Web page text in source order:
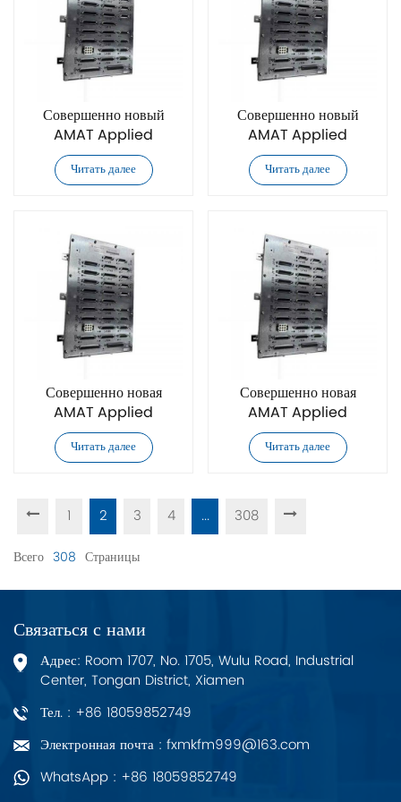
Совершенно новый
AMAT Applied
Materials 0190-44183
плата управления
Читать далее
Совершенно новый
AMAT Applied
Materials 0090-07013
плата управления
Читать далее
Совершенно новая
AMAT Applied
Materials 0195-09093
плата управления
Читать далее
Совершенно новая
AMAT Applied
Materials 0195-16320
плата управления
Читать далее
1 2 3 4 ... 308
Всего 308 Страницы
Связаться с нами
Адрес: Room 1707, No. 1705, Wulu Road, Industrial
Center, Tongan District, Xiamen
Тел. : +86 18059852749
Электронная почта : fxmkfm999@163.com
WhatsApp : +86 18059852749